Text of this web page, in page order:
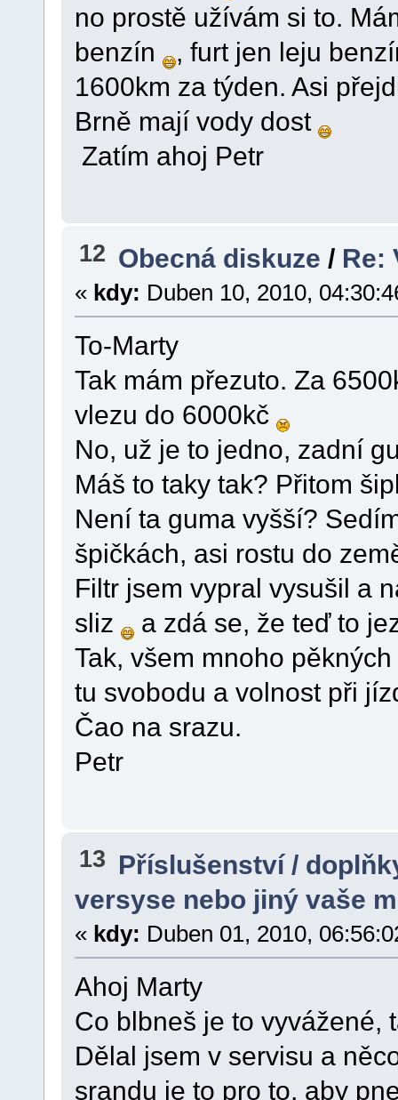
no prostě užívám si to.
benzín
, furt jen leju
1600km za týden. Asi
Brně mají vody dost
Zatím ahoj Petr
12 Obecná diskuze / Re:
« kdy: Duben 10, 2010,
To-Marty
Tak mám přezuto. Za
vlezu do 6000kč
No, už je to jedno, zadní
Máš to taky tak? Přitom
Není ta guma vyšší?
špičkách, asi rostu do
Filtr jsem vypral vysušil a
sliz
a zdá se, že teď to
Tak, všem mnoho
tu svobodu a volnost při
Čao na srazu.
Petr
13 Příslušenství /
versyse nebo jiný vaše
« kdy: Duben 01, 2010,
Ahoj Marty
Co blbneš je to vyvážené,
Dělal jsem v servisu a
srandu je to pro to, aby